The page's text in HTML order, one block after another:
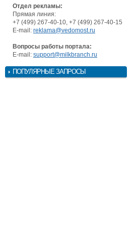
Отдел рекламы:
Прямая линия:
+7 (499) 267-40-10, +7 (499) 267-40-15
E-mail: reklama@vedomost.ru
Вопросы работы портала:
E-mail: support@milkbranch.ru
ПОПУЛЯРНЫЕ ЗАПРОСЫ